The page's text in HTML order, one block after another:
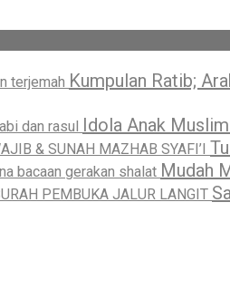
Kumpulan Ratib;
Idola Anak
Mudah